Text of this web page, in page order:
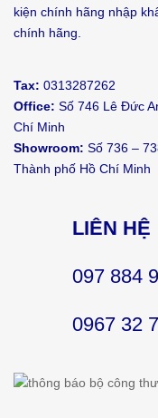
kiện chính hãng nhập
chính hãng.
Tax: 0313287262
Office: Số 746 Lê Đức
Chí Minh
Showroom: Số 736 –
Thành phố Hồ Chí Minh
LIÊN HỆ
097 884
0967 32